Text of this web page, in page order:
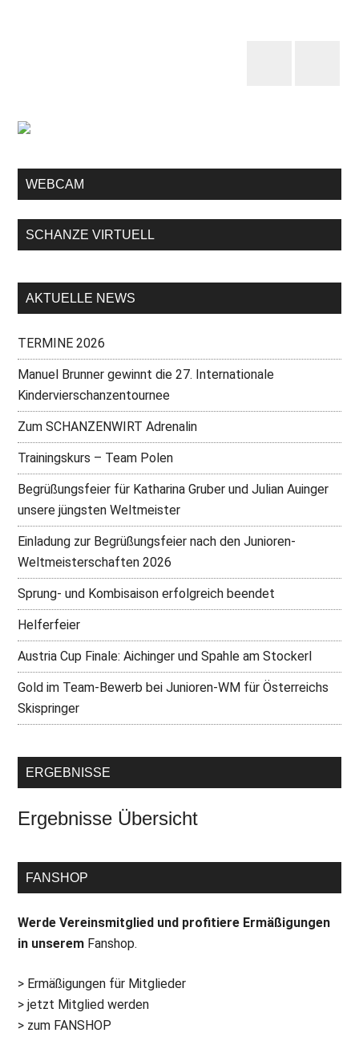
WEBCAM
SCHANZE VIRTUELL
AKTUELLE NEWS
TERMINE 2026
Manuel Brunner gewinnt die 27. Internationale
Kindervierschanzentournee
Zum SCHANZENWIRT Adrenalin
Trainingskurs – Team Polen
Begrüßungsfeier für Katharina Gruber und Julian Auinger
unsere jüngsten Weltmeister
Einladung zur Begrüßungsfeier nach den Junioren-
Weltmeisterschaften 2026
Sprung- und Kombisaison erfolgreich beendet
Helferfeier
Austria Cup Finale: Aichinger und Spahle am Stockerl
Gold im Team-Bewerb bei Junioren-WM für Österreichs
Skispringer
ERGEBNISSE
Ergebnisse Übersicht
FANSHOP
Werde Vereinsmitglied und profitiere Ermäßigungen
in unserem Fanshop.
> Ermäßigungen für Mitglieder
> jetzt Mitglied werden
> zum FANSHOP